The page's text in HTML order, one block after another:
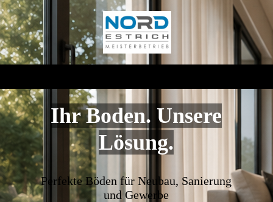
Ihr Boden. Unsere
Lösung.
Perfekte Böden für Neubau, Sanierung
und Gewerbe